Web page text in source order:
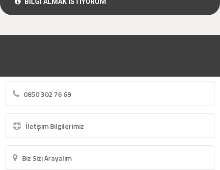
0850 302 76 69
İletişim Bilgilerimiz
Biz Sizi Arayalım